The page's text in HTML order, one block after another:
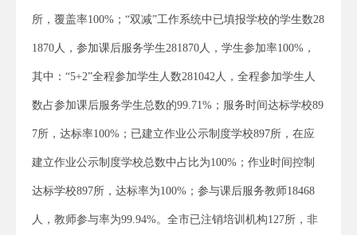
所，覆盖率100%；“双减”工作系统中已填报学校的学生数28
1870人，参加课后服务学生281870人，学生参加率100%，
其中：“5+2”全程参加学生人数281042人，全程参加学生人
数占参加课后服务学生总数的99.71%；服务时间达标学校89
7所，达标率100%；已建立作业公示制度学校897所，在应
建立作业公示制度学校总数中占比为100%；作业时间控制
达标学校897所，达标率为100%；参与课后服务教师18468
人，教师参与率为99.94%。全市已注销培训机构127所，非